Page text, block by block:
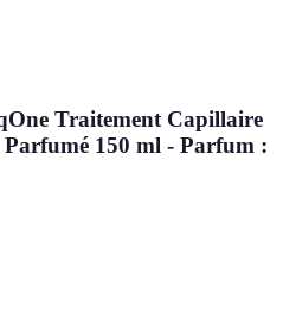
Traitement Capillaire
150 ml - Parfum :